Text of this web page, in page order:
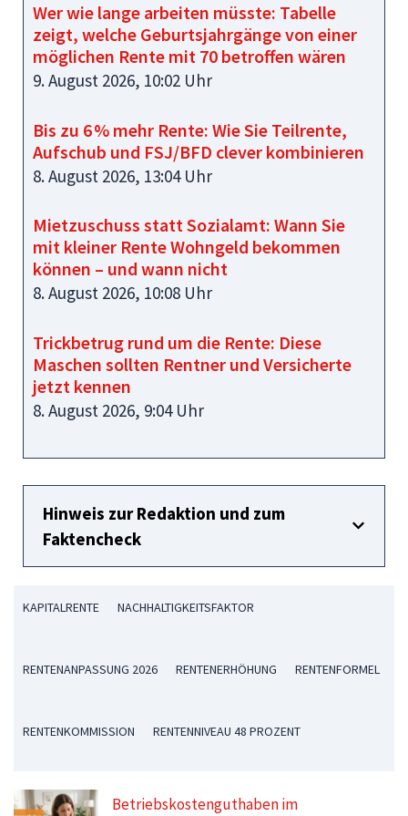
Wer wie lange arbeiten müsste: Tabelle
zeigt, welche Geburtsjahrgänge von einer
möglichen Rente mit 70 betroffen wären
9. August 2026, 10:02 Uhr
Bis zu 6 % mehr Rente: Wie Sie Teilrente,
Aufschub und FSJ/BFD clever kombinieren
8. August 2026, 13:04 Uhr
Mietzuschuss statt Sozialamt: Wann Sie
mit kleiner Rente Wohngeld bekommen
können – und wann nicht
8. August 2026, 10:08 Uhr
Trickbetrug rund um die Rente: Diese
Maschen sollten Rentner und Versicherte
jetzt kennen
8. August 2026, 9:04 Uhr
Hinweis zur Redaktion und zum
Faktencheck
KAPITALRENTE NACHHALTIGKEITSFAKTOR
RENTENANPASSUNG 2026 RENTENERHÖHUNG RENTENFORMEL
RENTENKOMMISSION RENTENNIVEAU 48 PROZENT
Betriebskostenguthaben im